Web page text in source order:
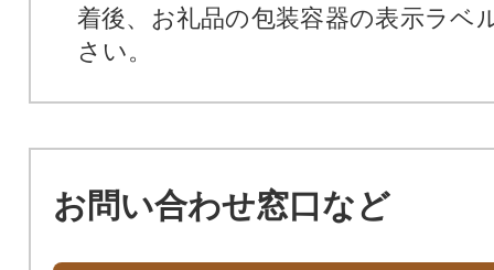
着後、お礼品の包装容器の表示ラベ
さい。
お問い合わせ窓口など